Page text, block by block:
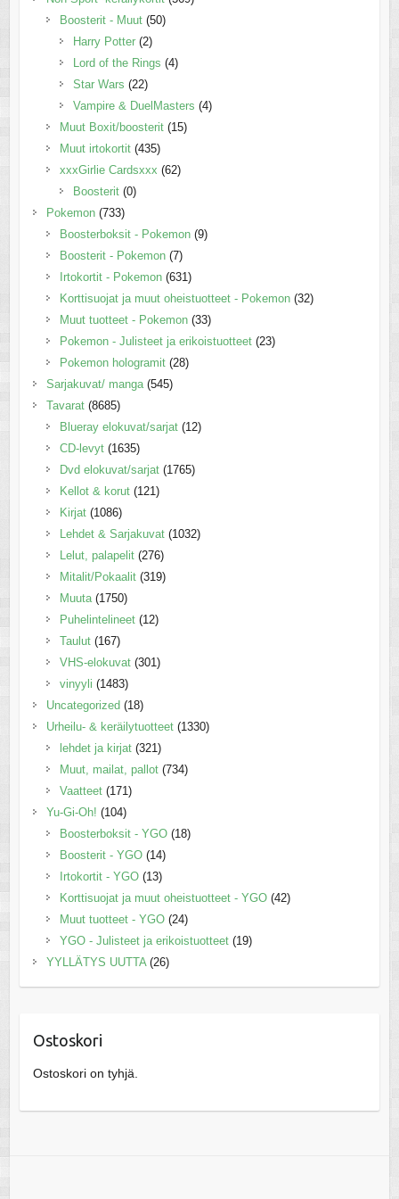
Boosterit - Muut (50)
Harry Potter (2)
Lord of the Rings (4)
Star Wars (22)
Vampire & DuelMasters (4)
Muut Boxit/boosterit (15)
Muut irtokortit (435)
xxxGirlie Cardsxxx (62)
Boosterit (0)
Pokemon (733)
Boosterboksit - Pokemon (9)
Boosterit - Pokemon (7)
Irtokortit - Pokemon (631)
Korttisuojat ja muut oheistuotteet - Pokemon (32)
Muut tuotteet - Pokemon (33)
Pokemon - Julisteet ja erikoistuotteet (23)
Pokemon hologramit (28)
Sarjakuvat/ manga (545)
Tavarat (8685)
Blueray elokuvat/sarjat (12)
CD-levyt (1635)
Dvd elokuvat/sarjat (1765)
Kellot & korut (121)
Kirjat (1086)
Lehdet & Sarjakuvat (1032)
Lelut, palapelit (276)
Mitalit/Pokaalit (319)
Muuta (1750)
Puhelintelineet (12)
Taulut (167)
VHS-elokuvat (301)
vinyyli (1483)
Uncategorized (18)
Urheilu- & keräilytuotteet (1330)
lehdet ja kirjat (321)
Muut, mailat, pallot (734)
Vaatteet (171)
Yu-Gi-Oh! (104)
Boosterboksit - YGO (18)
Boosterit - YGO (14)
Irtokortit - YGO (13)
Korttisuojat ja muut oheistuotteet - YGO (42)
Muut tuotteet - YGO (24)
YGO - Julisteet ja erikoistuotteet (19)
YYLLÄTYS UUTTA (26)
Ostoskori
Ostoskori on tyhjä.